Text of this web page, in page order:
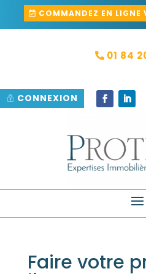
COMMANDEZ EN LIGNE
01 84
CONNEXION
Faire votre